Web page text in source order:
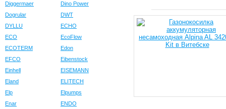
Diggermaer
Dino Power
Dogrular
DWT
DYLLU
ECHO
ECO
EcoFlow
ECOTERM
Edon
EFCO
Eibenstock
Einhell
EISEMANN
Eland
ELITECH
Elp
Elpumps
Enar
ENDO